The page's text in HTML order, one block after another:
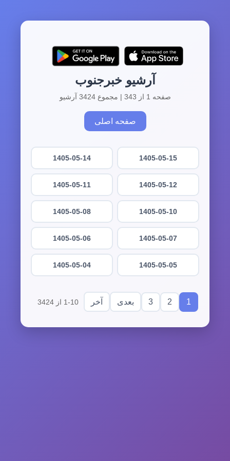
آرشیو خبرجنوب
صفحه 1 از 343 | مجموع 3424 آرشیو
صفحه اصلی
1405-05-15
1405-05-14
1405-05-12
1405-05-11
1405-05-10
1405-05-08
1405-05-07
1405-05-06
1405-05-05
1405-05-04
1
2
3 بعدی آخر 1-10 از 3424